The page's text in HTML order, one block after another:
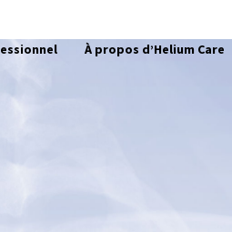
À propos d’Helium Care